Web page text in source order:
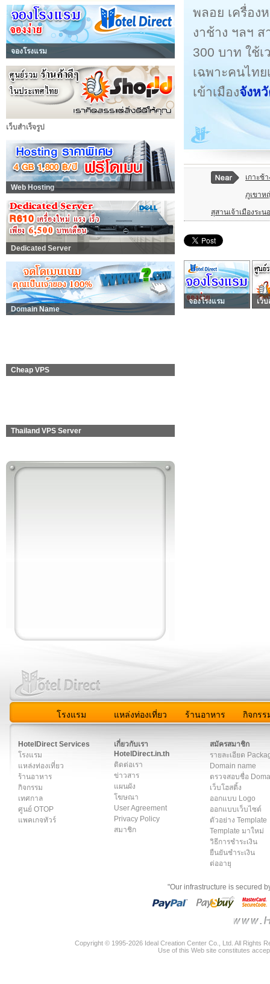
จองโรงแรม
เว็บสำเร็จรูป
Web Hosting
Dedicated Server
Domain Name
Cheap VPS
Thailand VPS Server
พลอย เครื่อง
งาช้าง ฯลฯ
300 บาท ใช้
เฉพาะคนไท
เข้าเมืองจังห
เกาะช้
ภูเขาห
สุสานเจ้าเมืองระน
จองโรงแรม เว็
โรงแรม แหล่งท่องเที่ยว ร้านอาหาร กิจกรร
HotelDirect Services
โรงแรม
แหล่งท่องเที่ยว
ร้านอาหาร
กิจกรรม
เทศกาล
ศูนย์ OTOP
แพคเกจทัวร์
เกี่ยวกับเรา
HotelDirect.in.th
ติดต่อเรา
ข่าวสาร
แผนผัง
โฆษณา
User Agreement
Privacy Policy
สมาชิก
สมัครสมาชิก
รายละเอียด
Domain name
ตรวจสอบชื่อ
เว็บโฮสติ้ง
ออกแบบ Logo
ออกแบบเว็บไซต์
ตัวอย่าง Template
Template มาใหม่
วิธีการชำระเงิน
ยืนยันชำระเงิน
ต่ออายุ
"Our infrastructure is secured
Copyright © 1995-2026 Ideal Creation Center Co., Ltd. All Rights
Use of this Web site constitutes